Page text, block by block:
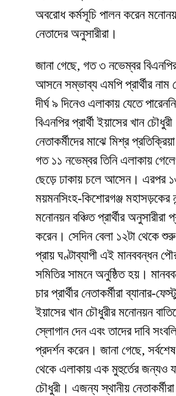
অবরোধ কর্মসূচি পালন করেন
নেতাদের অনুসারীরা।
জানা গেছে, গত ৩ নভেম্বর
আসনে সম্ভাব্য এমপি প্রার্থীর
দীর্ঘ ৯ দিনেও এলাকায় যেতে
বিএনপির প্রার্থী ইয়াসের খান
নেতাকর্মীদের মাঝে মিশ্র
গত ১১ নভেম্বর তিনি এলাকায়
ছেড়ে ঢাকায় চলে আসেন। এরপর
ময়মনসিংহ-কিশোরগঞ্জ মহাসড়কের
মনোনয়ন বঞ্চিত প্রার্থীর অনুসারীরা
করেন। সেদিন বেলা ১২টা থেকে
প্রায় ঘণ্টাব্যাপী এই মানববন্ধন
সমিতির সামনে অনুষ্ঠিত হয়।
চার প্রার্থীর নেতাকর্মীরা ব্যানার-
ইয়াসের খান চৌধুরীর মনোনয়ন
স্লোগান দেন এবং তাদের দাবি
প্রদর্শন করেন। জানা গেছে,
থেকে এলাকায় এক মুহুর্তের জন্যও
চৌধুরী। এজন্য স্থানীয়